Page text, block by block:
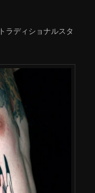
ラディショナルスタ